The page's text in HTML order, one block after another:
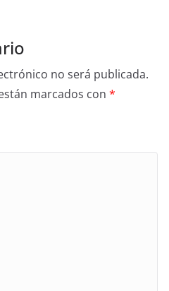
no será publicada.
marcados con *